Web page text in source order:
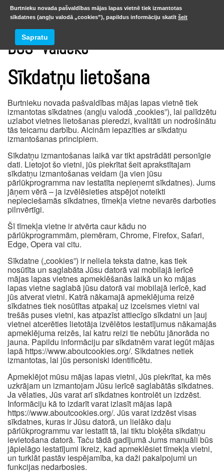
DUS “Valdeko”
Sīkdatņu lietošana
Burtnieku novada pašvaldības mājas lapas vietnē tiek
izmantotas sīkdatnes (angļu valodā „cookies”), lai palīdzētu
uzlabot vietnes lietošanas pieredzi, kvalitāti un nodrošinātu
tās teicamu darbību. Aicinām iepazīties ar sīkdatņu
izmantošanas principiem.
Sīkdatņu izmantošanas laikā var tikt apstrādāti personīgie
dati. Lietojot šo vietni, jūs piekrītat šeit aprakstītajam
sīkdatņu izmantošanas veidam (ja vien jūsu
pārlūkprogramma nav iestatīta nepieņemt sīkdatnes). Jums
jāņem vērā – ja izvēlēsieties atspējot noteikti
nepieciešamās sīkdatnes, tīmekļa vietne nevarēs darboties
pilnvērtīgi.
Šī tīmekļa vietne ir atvērta caur kādu no
pārlūkprogrammām, piemēram, Chrome, Firefox, Safari,
Edge, Opera vai citu.
Sīkdatne („cookies”) ir neliela teksta datne, kas tiek
nosūtīta un saglabāta Jūsu datorā vai mobilajā ierīcē
mājas lapas vietnes apmeklēšanās laikā un ko mājas
lapas vietne saglabā jūsu datorā vai mobilajā ierīcē, kad
jūs atverat vietni. Katrā nākamajā apmeklējuma reizē
sīkdatnes tiek nosūtītas atpakaļ uz izcelsmes vietni vai
trešās puses vietni, kas atpazīst attiecīgo sīkdatni un ļauj
vietnei atcerēties lietotāja izvēlētos iestatījumus nākamajās
apmeklējuma reizēs, lai katru reizi tie nebūtu jānorāda no
jauna. Papildu informāciju par sīkdatnēm varat iegūt mājas
lapā https://www.aboutcookies.org/. Sīkdatnes netiek
izmantotas, lai jūs personiski identificētu.
Apmeklējot mūsu mājas lapas vietni, Jūs piekrītat, ka mēs
uzkrājam un izmantojam Jūsu ierīcē saglabātās sīkdatnes.
Ja vēlaties, Jūs varat arī sīkdatnes kontrolēt un izdzēst.
Informāciju kā to izdarīt varat izlasīt mājas lapā
https://www.aboutcookies.org/. Jūs varat izdzēst visas
sīkdatnes, kuras ir Jūsu datorā, un lielāko daļu
pārlūkprogrammu var iestatīt tā, lai tiktu bloķēta sīkdatņu
ievietošana datorā. Taču tādā gadījumā Jums manuāli būs
jāpielāgo iestatījumi ikreiz, kad apmeklēsiet tīmekļa vietni,
un turklāt pastāv iespējamība, ka daži pakalpojumi un
funkcijas nedarbosies.
Burtnieku novada pašvaldības mājas lapas vietnē tiek izmantotas
sīkdatnes (angļu valodā „cookies”), papildus informāciju skatīt šeit
Sapratu